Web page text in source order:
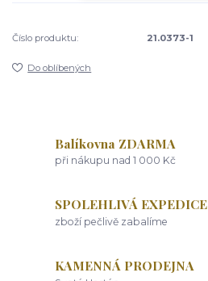
Číslo produktu: 21.0373-1
Do oblíbených
Balíkovna ZDARMA
při nákupu nad 1 000 Kč
SPOLEHLIVÁ EXPEDICE
zboží pečlivě zabalíme
KAMENNÁ PRODEJNA